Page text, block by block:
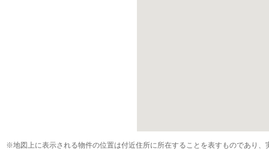
※地図上に表示される物件の位置は付近住所に所在することを表すものであり